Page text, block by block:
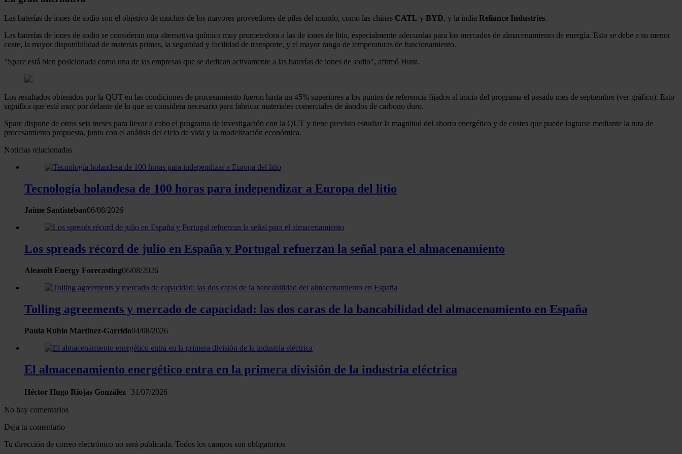
Las baterías de iones de sodio son el objetivo de muchos de los mayores proveedores de pilas del mundo, como las chinas CATL y BYD, y la india Reliance Industries.
Las baterías de iones de sodio se consideran una alternativa química muy prometedora a las de iones de litio, especialmente adecuadas para los mercados de almacenamiento de energía. Esto se debe a su menor
coste, la mayor disponibilidad de materias primas, la seguridad y facilidad de transporte, y el mayor rango de temperaturas de funcionamiento.
"Sparc está bien posicionada como una de las empresas que se dedican activamente a las baterías de iones de sodio", afirmó Hunt.
Los resultados obtenidos por la QUT en las condiciones de procesamiento fueron hasta un 45% superiores a los puntos de referencia fijados al inicio del programa el pasado mes de septiembre (ver gráfico). Esto
significa que está muy por delante de lo que se considera necesario para fabricar materiales comerciales de ánodos de carbono duro.
Sparc dispone de otros seis meses para llevar a cabo el programa de investigación con la QUT y tiene previsto estudiar la magnitud del ahorro energético y de costes que puede lograrse mediante la ruta de
procesamiento propuesta, junto con el análisis del ciclo de vida y la modelización económica.
Noticias relacionadas
Tecnología holandesa de 100 horas para independizar a Europa del litio
Jaime Santisteban06/08/2026
Los spreads récord de julio en España y Portugal refuerzan la señal para el almacenamiento
Aleasoft Energy Forecasting06/08/2026
Tolling agreements y mercado de capacidad: las dos caras de la bancabilidad del almacenamiento en España
Paula Rubio Martínez-Garrido04/08/2026
El almacenamiento energético entra en la primera división de la industria eléctrica
Héctor Hugo Riojas González 31/07/2026
No hay comentarios
Deja tu comentario
Tu dirección de correo electrónico no será publicada. Todos los campos son obligatorios